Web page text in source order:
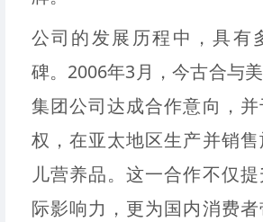
公司的发展历程中，具有
碑。2006年3月，今古合与
集团公司达成合作意向，
权，在亚太地区生产并销
儿营养品。这一合作不仅
际影响力，更为国内消费